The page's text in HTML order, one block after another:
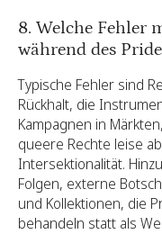
8. Welche Fehler
während des
Typische Fehler sind
Rückhalt, die
Kampagnen in
queere Rechte leise
Intersektionalität.
Folgen, externe
und Kollektionen, die
behandeln statt als